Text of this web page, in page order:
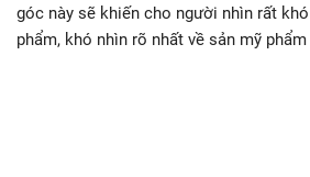
góc này sẽ khiến cho người nhìn rất
phẩm, khó nhìn rõ nhất về sản mỹ